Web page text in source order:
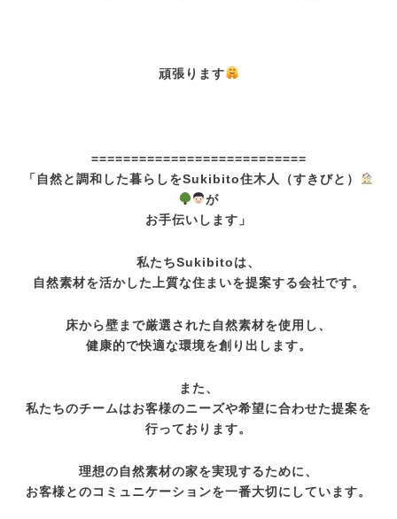
頑張ります
===========================
「自然と調和した暮らしをSukibito住木人（すきびと）
が
お手伝いします」
私たちSukibitoは、
自然素材を活かした上質な住まいを提案する会社です。
床から壁まで厳選された自然素材を使用し、
健康的で快適な環境を創り出します。
また、
私たちのチームはお客様のニーズや希望に合わせた提案を
行っております。
理想の自然素材の家を実現するために、
お客様とのコミュニケーションを一番大切にしています。